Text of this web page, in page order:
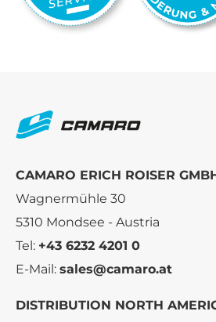
CAMARO ERICH ROISER
Wagnermühle 30
5310 Mondsee - Austria
Tel: +43 6232 4201 0
E-Mail: sales@camaro.at
DISTRIBUTION NORTH